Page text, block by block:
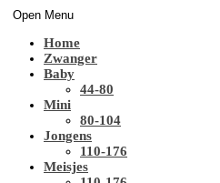
Open Menu
Home
Zwanger
Baby
44-80
Mini
80-104
Jongens
110-176
Meisjes